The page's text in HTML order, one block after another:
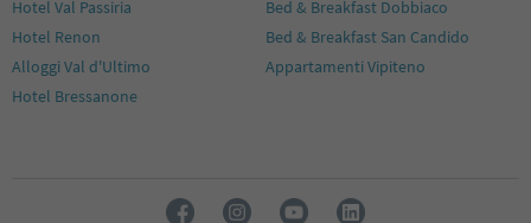
Hotel Val Passiria
Bed & Breakfast Dobbiaco
Hotel Renon
Bed & Breakfast San Candido
Alloggi Val d'Ultimo
Appartamenti Vipiteno
Hotel Bressanone